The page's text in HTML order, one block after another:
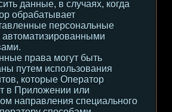
данные, в случаях, когда
обрабатывает
персональные
права могут быть
путем использования
которые Оператор
в Приложении или
направления специального